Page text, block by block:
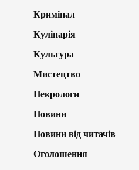
Кримінал
Кулінарія
Культура
Мистецтво
Некрологи
Новини
Новини від читачів
Оголошення